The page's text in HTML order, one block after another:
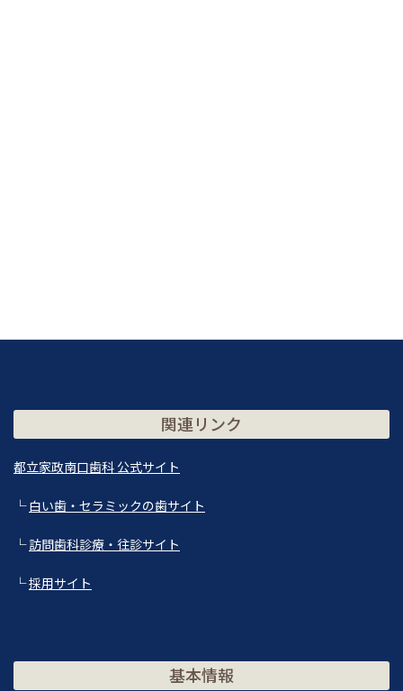
関連リンク
都立家政南口歯科 公式サイト
└白い歯・セラミックの歯サイト
└訪問歯科診療・往診サイト
└採用サイト
基本情報